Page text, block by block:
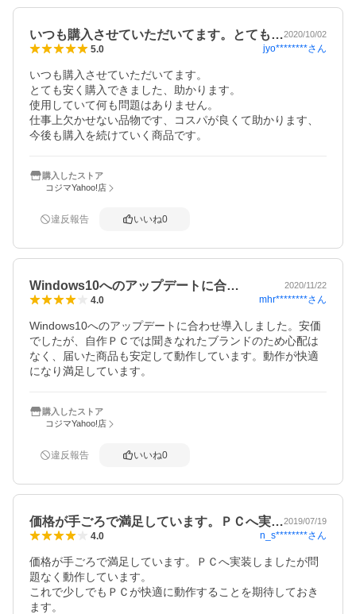
いつも購入させていただいてます。とても…2020/10/02
5.0 jyo********さん
いつも購入させていただいてます。
とても安く購入できました、助かります。
使用していて何も問題はありません。
仕事上欠かせない品物です、コスパが良くて助かります、
今後も購入を続けていく商品です。
購入したストア
コジマYahoo!店
違反報告 いいね0
Windows10へのアップデートに合… 2020/11/22
4.0 mhr********さん
Windows10へのアップデートに合わせ導入しました。安価
でしたが、自作ＰＣでは聞きなれたブランドのため心配は
なく、届いた商品も安定して動作しています。動作が快適
になり満足しています。
購入したストア
コジマYahoo!店
違反報告 いいね0
価格が手ごろで満足しています。ＰＣへ実…2019/07/19
4.0 n_s********さん
価格が手ごろで満足しています。ＰＣへ実装しましたが問
題なく動作しています。
これで少しでもＰＣが快適に動作することを期待しておき
ます。